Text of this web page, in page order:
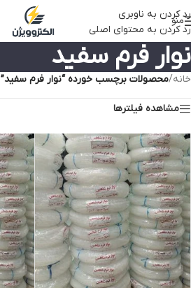
رد کردن به ناوبری
رد کردن به محتوای اصلی
منو
نوار فرم سفید
خانه/محصولات برچسب خورده “نوار فرم سفید”
مشاهده فیلترها